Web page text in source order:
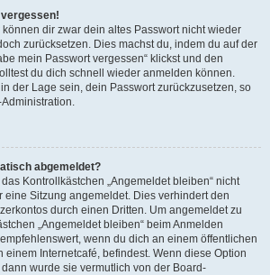
können dir zwar dein altes Passwort nicht wieder
zurücksetzen. Dies machst du, indem du auf der
mein Passwort vergessen“ klickst und den
du dich schnell wieder anmelden können.
der Lage sein, dein Passwort zurückzusetzen, so
abgemeldet?
Kontrollkästchen „Angemeldet bleiben“ nicht
eine Sitzung angemeldet. Dies verhindert den
durch einen Dritten. Um angemeldet zu
„Angemeldet bleiben“ beim Anmelden
wenn du dich an einem öffentlichen
einem Internetcafé, befindest. Wenn diese Option
wurde sie vermutlich von der Board-